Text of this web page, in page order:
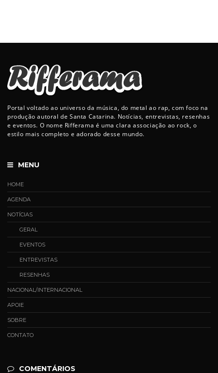
Portal voltado ao universo da música, do metal ao rap, com foco na
produção autoral de Santa Catarina. Notícias, entrevistas, resenhas
e eventos. O nome Rifferama é uma clara associação ao rock, o
estilo mais completo e adorado desse mundo.
MENU
HOME
AGENDA
NOTÍCIAS
GERAL
EVENTOS
ENTREVISTAS
RESENHAS
NACIONAL/INTERNACIONAL
APOIE
SOBRE
CONTATO
COMENTÁRIOS